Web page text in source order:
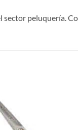
sector peluquería.